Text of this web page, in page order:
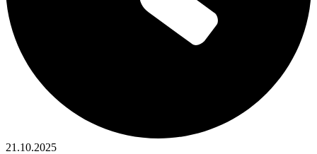
21.10.2025